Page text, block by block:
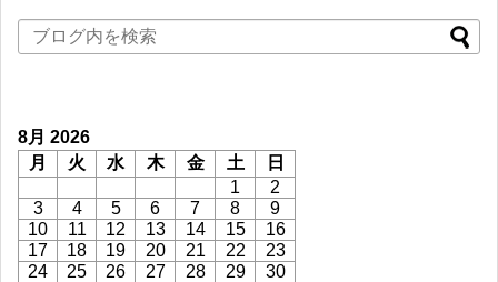
8月 2026
月
火 水 木 金 土
日
1
2
3
4 5 6 7 8
9
10
11 12 13 14 15
16
17
18 19 20 21 22
23
24
25 26 27 28 29
30